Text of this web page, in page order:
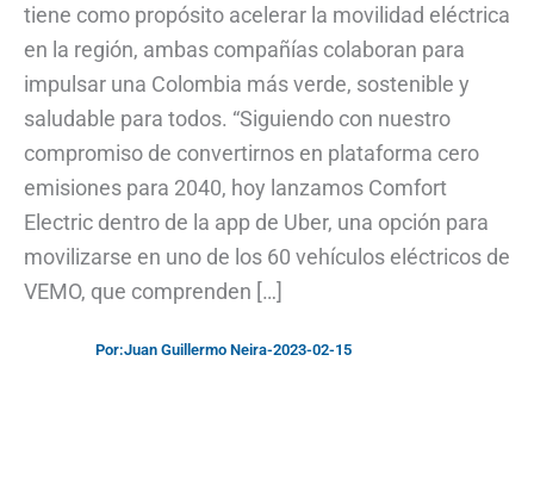
tiene como propósito acelerar la movilidad eléctrica
en la región, ambas compañías colaboran para
impulsar una Colombia más verde, sostenible y
saludable para todos. “Siguiendo con nuestro
compromiso de convertirnos en plataforma cero
emisiones para 2040, hoy lanzamos Comfort
Electric dentro de la app de Uber, una opción para
movilizarse en uno de los 60 vehículos eléctricos de
VEMO, que comprenden […]
Por:Juan Guillermo Neira-2023-02-15